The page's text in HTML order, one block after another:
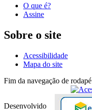
O que é?
Assine
Sobre o site
Acessibilidade
Mapa do site
Fim da navegação de rodapé
Desenvolvido